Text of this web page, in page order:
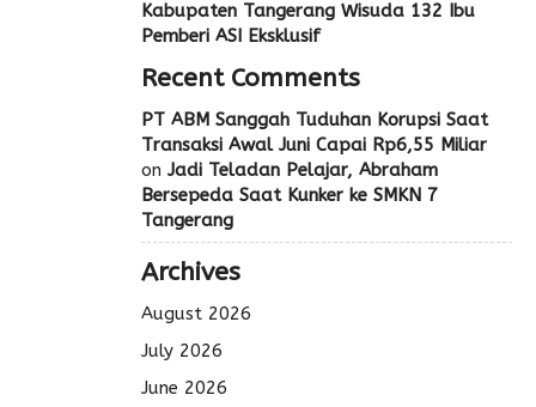
Kabupaten Tangerang Wisuda 132 Ibu
Pemberi ASI Eksklusif
Recent Comments
PT ABM Sanggah Tuduhan Korupsi Saat
Transaksi Awal Juni Capai Rp6,55 Miliar
on Jadi Teladan Pelajar, Abraham
Bersepeda Saat Kunker ke SMKN 7
Tangerang
Archives
August 2026
July 2026
June 2026